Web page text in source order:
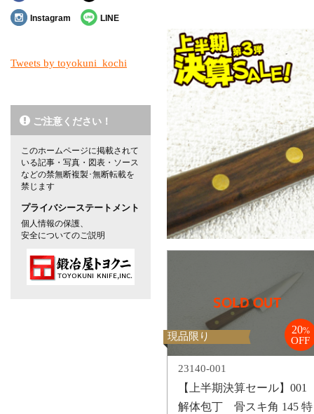
現品限り
20%
OFF
23140-001
【上半期決算セール】001
解体包丁 骨スキ角 145 特
Instagram LINE
Tweets by toyokuni_kochi
ご注意ください！
このホームページに掲載されて
いる記事・写真・図表・ソース
などの禁無断複製･無断転載を
禁じます
プライバシーステートメント
個人情報の保護、
安全についてのご説明